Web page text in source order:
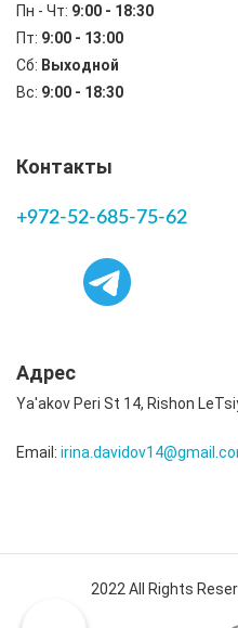
Пн - Чт: 9:00 - 18:30
Пт: 9:00 - 13:00
Сб: Выходной
Вс: 9:00 - 18:30
Контакты
+972-52-685-75-62
Адрес
Ya'akov Peri St 14, Rishon
Email:
2022 All Rights